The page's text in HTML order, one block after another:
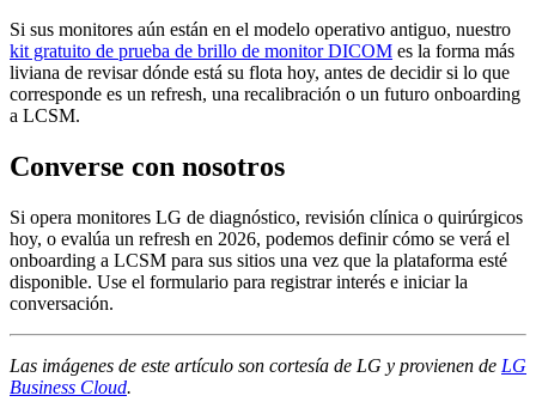
Si sus monitores aún están en el modelo operativo antiguo, nuestro
kit gratuito de prueba de brillo de monitor DICOM es la forma más
liviana de revisar dónde está su flota hoy, antes de decidir si lo que
corresponde es un refresh, una recalibración o un futuro onboarding
a LCSM.
Converse con nosotros
Si opera monitores LG de diagnóstico, revisión clínica o quirúrgicos
hoy, o evalúa un refresh en 2026, podemos definir cómo se verá el
onboarding a LCSM para sus sitios una vez que la plataforma esté
disponible. Use el formulario para registrar interés e iniciar la
conversación.
Las imágenes de este artículo son cortesía de LG y provienen de LG
Business Cloud.